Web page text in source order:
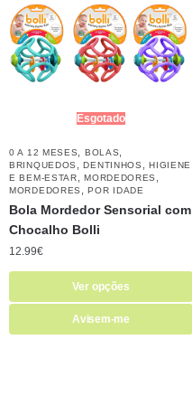
Esgotado
0 A 12 MESES BOLAS
BRINQUEDOS ,DENTINHOS ,HIGIENE
E BEM-ESTAR
,MORDEDORES
MORDEDORES ,POR IDADE
Bola Mordedor Sensorial com
Chocalho Bolli
12.99€
Ver opções
Avisem-me